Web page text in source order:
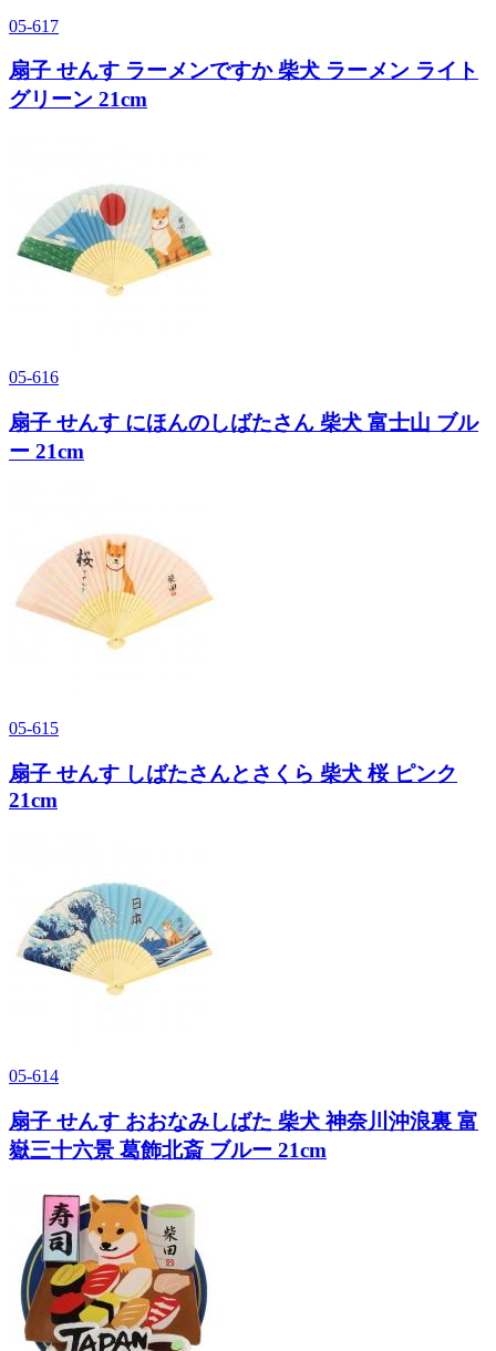
05-617
扇子 せんす ラーメンですか 柴犬 ラーメン ライト
グリーン 21cm
05-616
扇子 せんす にほんのしばたさん 柴犬 富士山 ブル
ー 21cm
05-615
扇子 せんす しばたさんとさくら 柴犬 桜 ピンク
21cm
05-614
扇子 せんす おおなみしばた 柴犬 神奈川沖浪裏 富
嶽三十六景 葛飾北斎 ブルー 21cm